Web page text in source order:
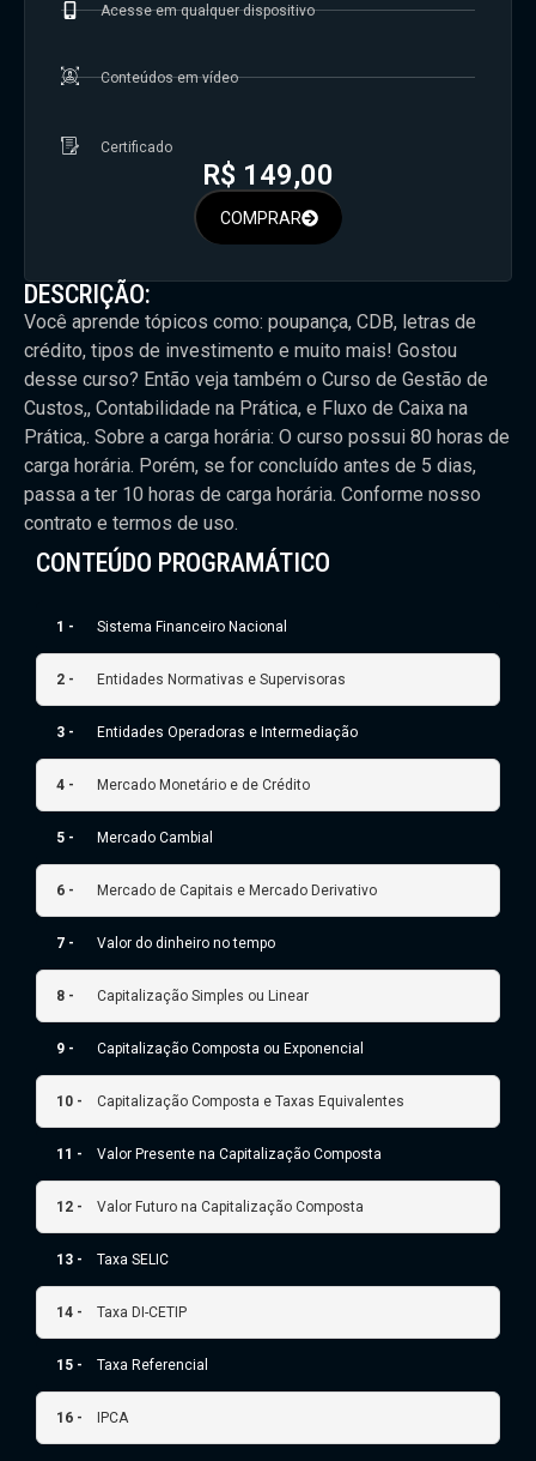
DESCRIÇÃO:
Você aprende tópicos como: poupança, CDB, letras de
crédito, tipos de investimento e muito mais! Gostou
desse curso? Então veja também o Curso de Gestão de
Custos,, Contabilidade na Prática, e Fluxo de Caixa na
Prática,. Sobre a carga horária: O curso possui 80 horas de
carga horária. Porém, se for concluído antes de 5 dias,
passa a ter 10 horas de carga horária. Conforme nosso
contrato e termos de uso.
CONTEÚDO PROGRAMÁTICO
1 - Sistema Financeiro Nacional
2 - Entidades Normativas e Supervisoras
3 - Entidades Operadoras e Intermediação
4 - Mercado Monetário e de Crédito
5 - Mercado Cambial
6 - Mercado de Capitais e Mercado Derivativo
7 - Valor do dinheiro no tempo
8 - Capitalização Simples ou Linear
9 - Capitalização Composta ou Exponencial
10 - Capitalização Composta e Taxas Equivalentes
11 - Valor Presente na Capitalização Composta
12 - Valor Futuro na Capitalização Composta
13 - Taxa SELIC
14 - Taxa DI-CETIP
15 - Taxa Referencial
16 - IPCA
Acesse em qualquer dispositivo
Conteúdos em vídeo
Certificado
R$ 149,00
COMPRAR